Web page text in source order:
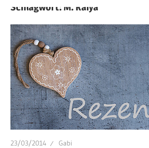
Schlagwort:M. Raiya
23/03/2014 Gabi